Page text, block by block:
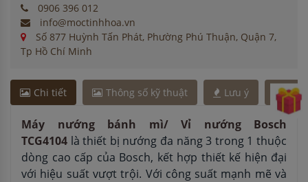
0906 396 012
info@moctinhhoa.vn
Số 877 Huỳnh Tấn Phát, Phường Phú Thuận, Quận 7,
Tp Hồ Chí Minh
Chi tiết Thông số kỹ thuật Lưu ý Vận
Máy nướng bánh mì/ Vỉ nướng Bosch
TCG4104 là thiết bị nướng đa năng 3 trong 1 thuộc
dòng cao cấp của Bosch, kết hợp thiết kế hiện đại
với hiệu suất vượt trội. Với công suất mạnh mẽ và